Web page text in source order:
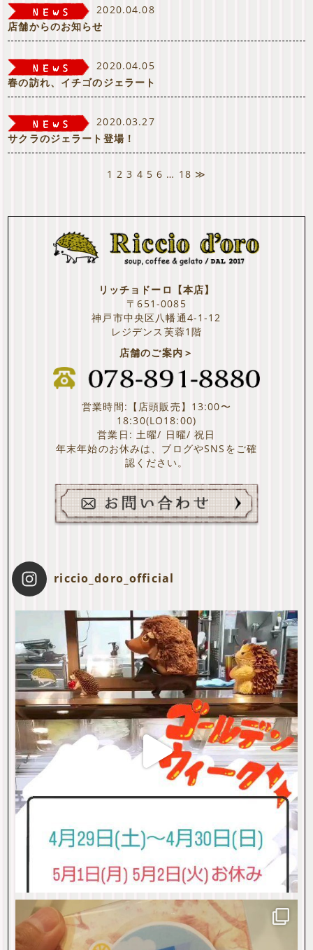
2020.04.08
店舗からのお知らせ
2020.04.05
春の訪れ、イチゴのジェラート
2020.03.27
サクラのジェラート登場！
1 2 3 4 5 6 … 18 ≫
リッチョドーロ【本店】
〒651-0085
神戸市中央区八幡通4-1-12
レジデンス芙蓉1階
店舗のご案内＞
営業時間:【店頭販売】13:00〜
18:30(LO18:00)
営業日: 土曜/ 日曜/ 祝日
年末年始のお休みは、ブログやSNSをご確
認ください。
riccio_doro_official